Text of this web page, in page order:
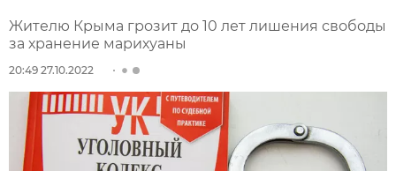
Жителю Крыма грозит до 10 лет лишения свободы
за хранение марихуаны
20:49 27.10.2022